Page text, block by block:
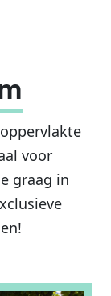
voor
graag in